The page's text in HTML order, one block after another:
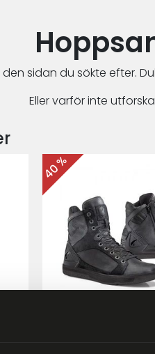
sidan du sökte efter.
Eller varför inte
40 %